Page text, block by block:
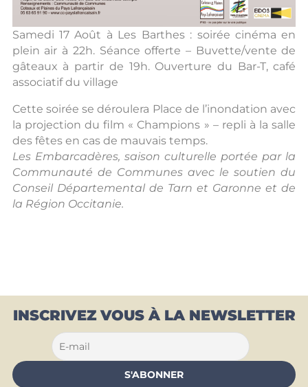
Samedi 17 Août à Les Barthes : soirée cinéma en
plein air à 22h. Séance offerte – Buvette/vente de
gâteaux à partir de 19h. Ouverture du Bar-T, café
associatif du village
Cette soirée se déroulera Place de l’inondation avec
la projection du film « Champions » – repli à la salle
des fêtes en cas de mauvais temps.
Les Embarcadères, saison culturelle portée par la
Communauté de Communes avec le soutien du
Conseil Départemental de Tarn et Garonne et de
la Région Occitanie.
INSCRIVEZ VOUS À LA NEWSLETTER